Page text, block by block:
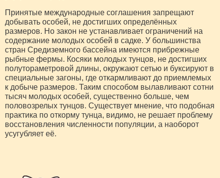
Принятые международные соглашения запрещают
добывать особей, не достигших определённых
размеров. Но закон не устанавливает ограничений на
содержание молодых особей в садке. У большинства
стран Средиземного бассейна имеются прибрежные
рыбные фермы. Косяки молодых тунцов, не достигших
полутораметровой длины, окружают сетью и буксируют в
специальные загоны, где откармливают до приемлемых
к добыче размеров. Таким способом вылавливают сотни
тысяч молодых особей, существенно больше, чем
половозрелых тунцов. Существует мнение, что подобная
практика по откорму тунца, видимо, не решает проблему
восстановления численности популяции, а наоборот
усугубляет её.